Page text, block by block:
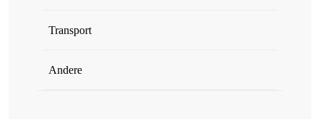
Transport
Andere